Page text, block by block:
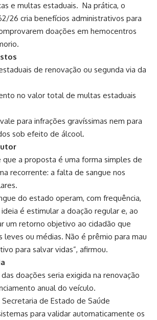
e multas estaduais. Na prática, o
26 cria benefícios administrativos para
doações em hemocentros
de renovação ou segunda via da
no valor total de multas estaduais
para infrações gravíssimas nem para
sob efeito de álcool.
a proposta é uma forma simples de
recorrente: a falta de sangue nos
do estado operam, com frequência,
é estimular a doação regular e, ao
um retorno objetivo ao cidadão que
leves ou médias. Não é prêmio para mau
para salvar vidas”, afirmou.
doações seria exigida na renovação
anual do veículo.
de Estado de Saúde
para validar automaticamente os